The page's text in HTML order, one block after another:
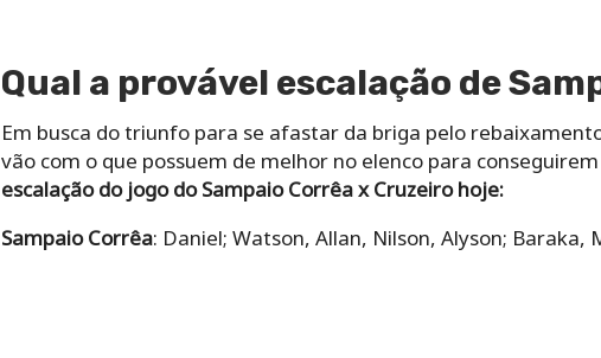
Qual a provável escalação de
Em busca do triunfo para se afastar da briga pelo
vão com o que possuem de melhor no elenco para
escalação do jogo do Sampaio Corrêa x Cruzeiro hoje:
Sampaio Corrêa: Daniel; Watson, Allan, Nilson, Alyson;